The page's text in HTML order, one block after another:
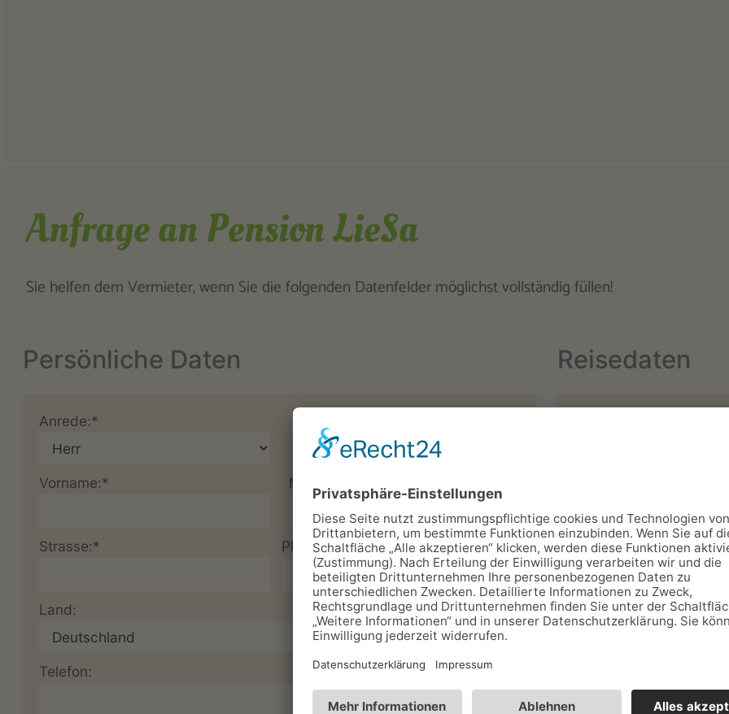
Anfrage an Pension LieSa
Sie helfen dem Vermieter, wenn Sie die folgenden Datenfelder möglichst vollständig füllen!
Persönliche Daten
Anrede:*
Vorname:* Nachname:*
Strasse:* Plz:* Ort:*
Land:
Telefon:
Reisedaten
Kinder: